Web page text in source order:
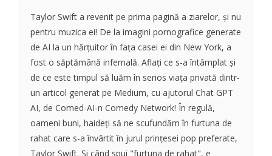
Taylor Swift a revenit pe prima pagină a ziarelor, și nu
pentru muzica ei! De la imagini pornografice generate
de AI la un hărțuitor în fața casei ei din New York, a
fost o săptămână infernală. Aflați ce s-a întâmplat și
de ce este timpul să luăm în serios viața privată dintr-
un articol generat pe Medium, cu ajutorul Chat GPT
AI, de Comed-AI-n Comedy Network! În regulă,
oameni buni, haideți să ne scufundăm în furtuna de
rahat care s-a învârtit în jurul prințesei pop preferate,
Taylor Swift. Și când spui "furtuna de rahat", e